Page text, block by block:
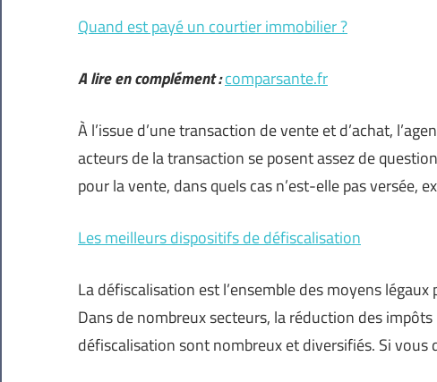
Quand est payé un courtier immobilier ?
A lire en complément :comparsante.fr
À l’issue d’une transaction de vente et d’achat,
acteurs de la transaction se posent assez de
pour la vente, dans quels cas n’est-elle pas versée,
Les meilleurs dispositifs de défiscalisation
La défiscalisation est l’ensemble des moyens
Dans de nombreux secteurs, la réduction des
défiscalisation sont nombreux et diversifiés. Si vous